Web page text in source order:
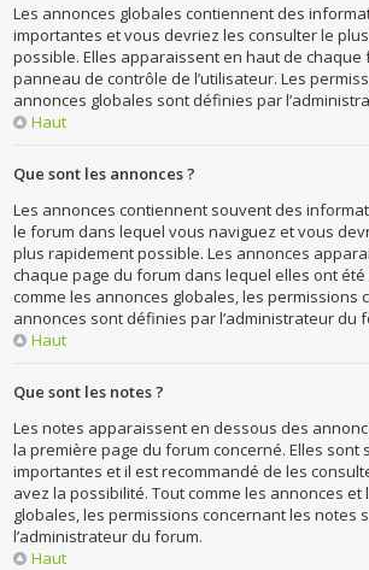
Les annonces globales contiennent des
importantes et vous devriez les consulter le
possible. Elles apparaissent en haut de chaque
panneau de contrôle de l’utilisateur. Les
annonces globales sont définies par
Haut
Que sont les annonces ?
Les annonces contiennent souvent des
le forum dans lequel vous naviguez et vous
plus rapidement possible. Les annonces
chaque page du forum dans lequel elles ont
comme les annonces globales, les permissions
annonces sont définies par l’administrateur du
Haut
Que sont les notes ?
Les notes apparaissent en dessous des
la première page du forum concerné. Elles sont
importantes et il est recommandé de les
avez la possibilité. Tout comme les annonces et
globales, les permissions concernant les notes
l’administrateur du forum.
Haut